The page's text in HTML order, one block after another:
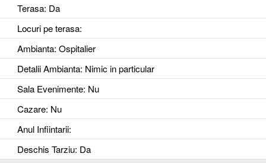
Terasa: Da
Locuri pe terasa:
Ambianta: Ospitalier
Detalii Ambianta: Nimic in particular
Sala Evenimente: Nu
Cazare: Nu
Anul Infiintarii:
Deschis Tarziu: Da